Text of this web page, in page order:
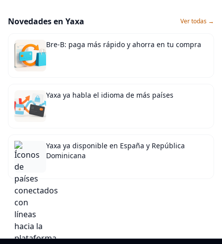
Novedades en Yaxa Ver todas →
Bre-B: paga más rápido y ahorra en tu compra
Yaxa ya habla el idioma de más países
Yaxa ya disponible en España y República
Dominicana